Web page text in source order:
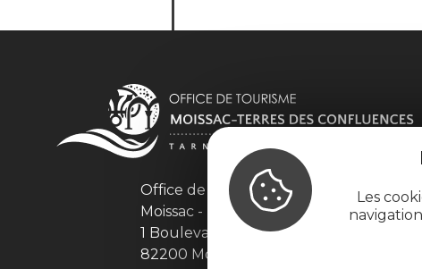
Les
Office de Tourisme Intercommunal
Moissac - Terres des Confluences
1 Boulevard de Brienne
82200 Moissac